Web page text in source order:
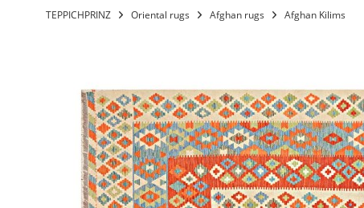
TEPPICHPRINZ Oriental rugs Afghan rugs Afghan Kilims